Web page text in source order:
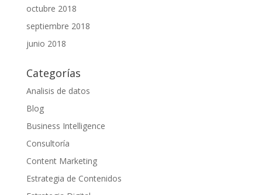
octubre 2018
septiembre 2018
junio 2018
Categorías
Analisis de datos
Blog
Business Intelligence
Consultoría
Content Marketing
Estrategia de Contenidos